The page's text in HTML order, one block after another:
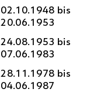
02.10.1948 bis
20.06.1953
24.08.1953 bis
07.06.1983
28.11.1978 bis
04.06.1987